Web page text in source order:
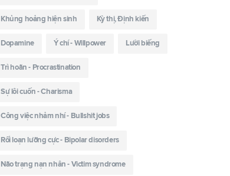
Khủng hoảng hiện sinh Kỳ thị, Định kiến
Dopamine Ý chí - Willpower Lười biếng
Trì hoãn - Procrastination
Sự lôi cuốn - Charisma
Công việc nhảm nhí - Bullshit jobs
Rối loạn lưỡng cực - Bipolar disorders
Não trạng nạn nhân - Victim syndrome